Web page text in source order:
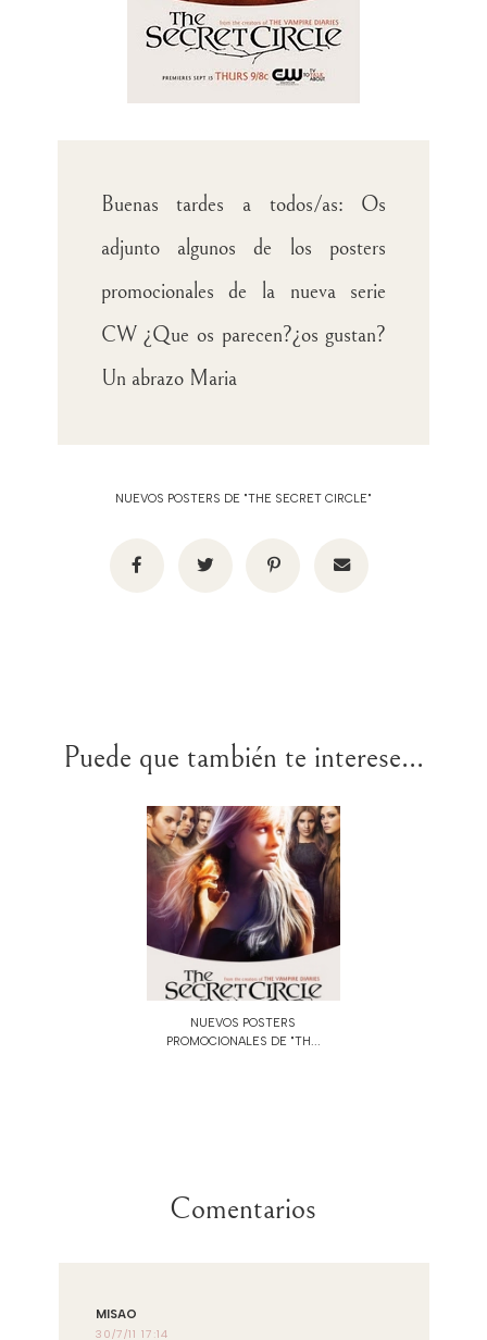
Buenas tardes a todos/as: Os
adjunto algunos de los posters
promocionales de la nueva serie
CW ¿Que os parecen?¿os gustan?
Un abrazo Maria
NUEVOS POSTERS DE "THE SECRET CIRCLE"
Puede que también te interese...
NUEVOS POSTERS
PROMOCIONALES DE "TH...
Comentarios
MISAO
30/7/11 17:14